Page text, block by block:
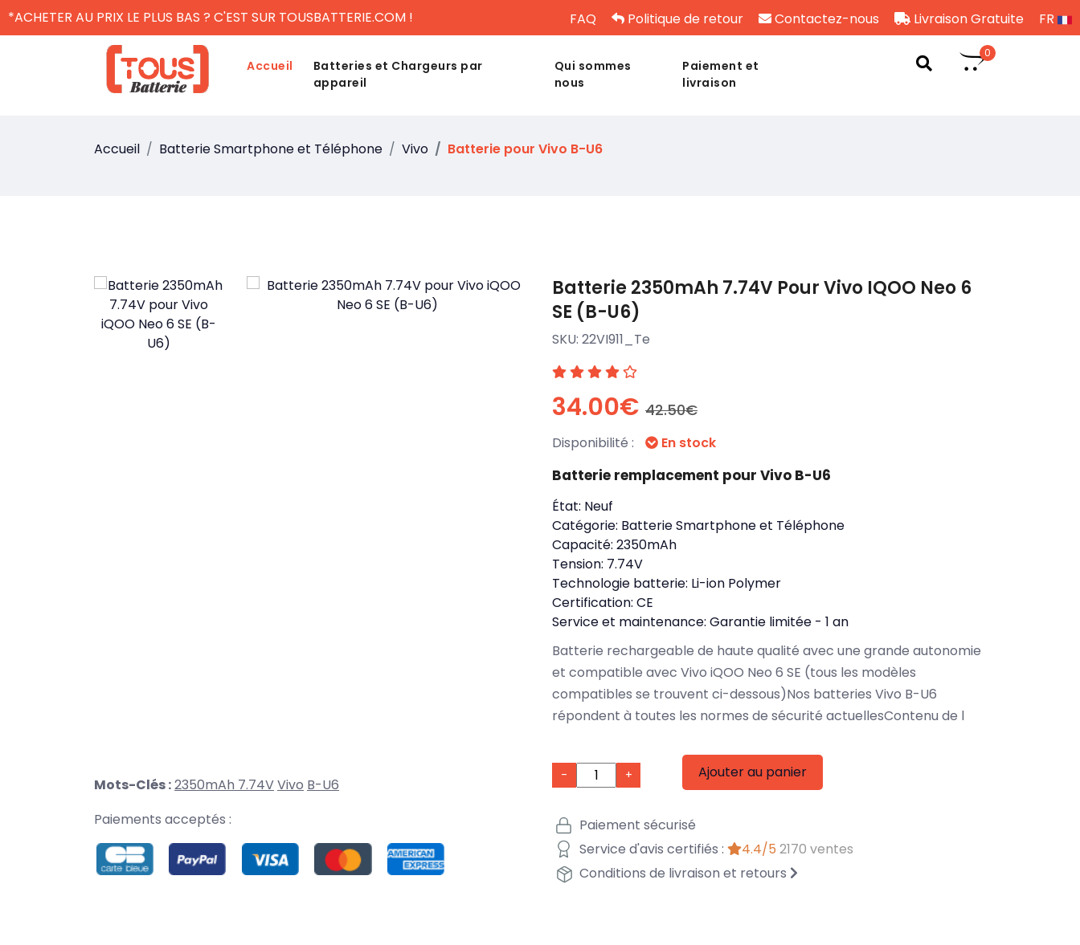
*ACHETER AU PRIX LE PLUS BAS ? C'EST SUR TOUSBATTERIE.COM ! FAQ Politique de retour Contactez-nous Livraison Gratuite FR
Accueil
Batteries et Chargeurs par
appareil
Qui sommes
nous
Paiement et
livraison
0
Accueil Batterie Smartphone et Téléphone Vivo Batterie pour Vivo B-U6
Mots-Clés :2350mAh 7.74VVivo B-U6
Paiements acceptés :
Batterie 2350mAh 7.74V Pour Vivo IQOO Neo 6
SE (B-U6)
SKU: 22VI911_Te
34.00€ 42.50€
Disponibilité : En stock
Batterie remplacement pour Vivo B-U6
État: Neuf
Catégorie: Batterie Smartphone et Téléphone
Capacité: 2350mAh
Tension: 7.74V
Technologie batterie: Li-ion Polymer
Certification: CE
Service et maintenance: Garantie limitée - 1 an
Batterie rechargeable de haute qualité avec une grande autonomie
et compatible avec Vivo iQOO Neo 6 SE (tous les modèles
compatibles se trouvent ci-dessous)Nos batteries Vivo B-U6
répondent à toutes les normes de sécurité actuellesContenu de l
- + Ajouter au panier
Paiement sécurisé
Service d'avis certifiés :
4.4/5 2170 ventes
Conditions de livraison et retours